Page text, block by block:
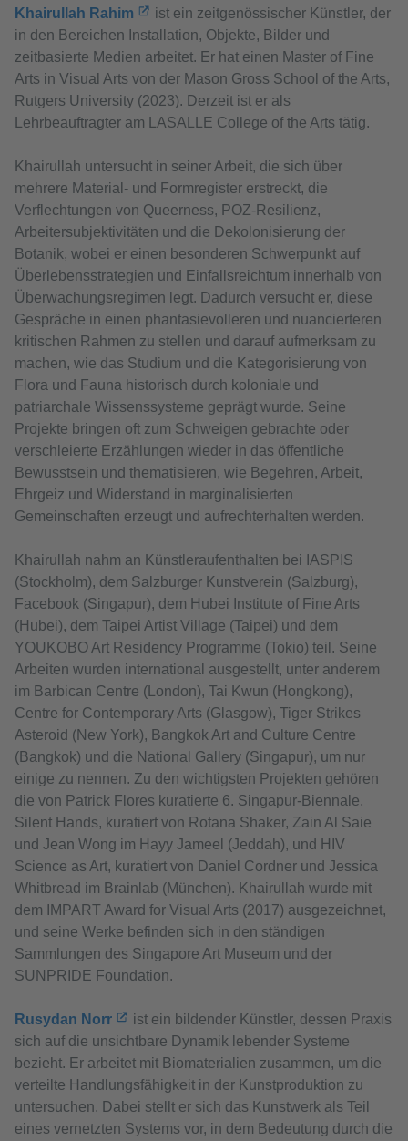
Khairullah Rahim
ist ein zeitgenössischer Künstler, der
in den Bereichen Installation, Objekte, Bilder und
zeitbasierte Medien arbeitet. Er hat einen Master of Fine
Arts in Visual Arts von der Mason Gross School of the Arts,
Rutgers University (2023). Derzeit ist er als
Lehrbeauftragter am LASALLE College of the Arts tätig.
Khairullah untersucht in seiner Arbeit, die sich über
mehrere Material- und Formregister erstreckt, die
Verflechtungen von Queerness, POZ-Resilienz,
Arbeitersubjektivitäten und die Dekolonisierung der
Botanik, wobei er einen besonderen Schwerpunkt auf
Überlebensstrategien und Einfallsreichtum innerhalb von
Überwachungsregimen legt. Dadurch versucht er, diese
Gespräche in einen phantasievolleren und nuancierteren
kritischen Rahmen zu stellen und darauf aufmerksam zu
machen, wie das Studium und die Kategorisierung von
Flora und Fauna historisch durch koloniale und
patriarchale Wissenssysteme geprägt wurde. Seine
Projekte bringen oft zum Schweigen gebrachte oder
verschleierte Erzählungen wieder in das öffentliche
Bewusstsein und thematisieren, wie Begehren, Arbeit,
Ehrgeiz und Widerstand in marginalisierten
Gemeinschaften erzeugt und aufrechterhalten werden.
Khairullah nahm an Künstleraufenthalten bei IASPIS
(Stockholm), dem Salzburger Kunstverein (Salzburg),
Facebook (Singapur), dem Hubei Institute of Fine Arts
(Hubei), dem Taipei Artist Village (Taipei) und dem
YOUKOBO Art Residency Programme (Tokio) teil. Seine
Arbeiten wurden international ausgestellt, unter anderem
im Barbican Centre (London), Tai Kwun (Hongkong),
Centre for Contemporary Arts (Glasgow), Tiger Strikes
Asteroid (New York), Bangkok Art and Culture Centre
(Bangkok) und die National Gallery (Singapur), um nur
einige zu nennen. Zu den wichtigsten Projekten gehören
die von Patrick Flores kuratierte 6. Singapur-Biennale,
Silent Hands, kuratiert von Rotana Shaker, Zain Al Saie
und Jean Wong im Hayy Jameel (Jeddah), und HIV
Science as Art, kuratiert von Daniel Cordner und Jessica
Whitbread im Brainlab (München). Khairullah wurde mit
dem IMPART Award for Visual Arts (2017) ausgezeichnet,
und seine Werke befinden sich in den ständigen
Sammlungen des Singapore Art Museum und der
SUNPRIDE Foundation.
Rusydan Norr
ist ein bildender Künstler, dessen Praxis
sich auf die unsichtbare Dynamik lebender Systeme
bezieht. Er arbeitet mit Biomaterialien zusammen, um die
verteilte Handlungsfähigkeit in der Kunstproduktion zu
untersuchen. Dabei stellt er sich das Kunstwerk als Teil
eines vernetzten Systems vor, in dem Bedeutung durch die